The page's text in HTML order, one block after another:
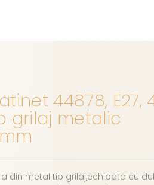
44878, E27,
grilaj metalic
din metal tip grilaj,echipata cu